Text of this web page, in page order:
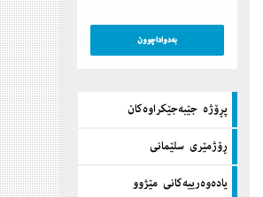
پڕۆژه‌ جێبه‌جێكراوه‌كان
ڕۆژمێری سلێمانی
یاده‌وه‌رییه‌كانی مێژوو